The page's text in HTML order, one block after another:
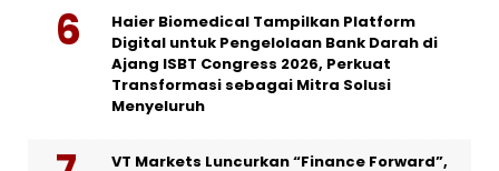
Haier Biomedical Tampilkan Platform
Digital untuk Pengelolaan Bank Darah di
Ajang ISBT Congress 2026, Perkuat
Transformasi sebagai Mitra Solusi
Menyeluruh
VT Markets Luncurkan “Finance Forward”,